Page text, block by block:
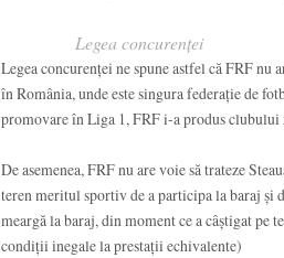
Legea concurenței
Legea concurenței ne spune astfel că FRF nu
în România, unde este singura federație de
promovare în Liga 1, FRF i-a produs
De asemenea, FRF nu are voie să trateze
teren meritul sportiv de a participa la baraj și
meargă la baraj, din moment ce a câștigat
condiții inegale la prestații echivalente)